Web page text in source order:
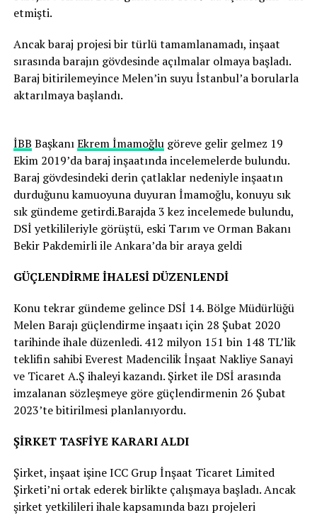
etmişti.
Ancak baraj projesi bir türlü tamamlanamadı, inşaat
sırasında barajın gövdesinde açılmalar olmaya başladı.
Baraj bitirilemeyince Melen’in suyu İstanbul’a borularla
aktarılmaya başlandı.
İBB BaşkanıEkrem İmamoğlugöreve gelir gelmez 19
Ekim 2019’da baraj inşaatında incelemelerde bulundu.
Baraj gövdesindeki derin çatlaklar nedeniyle inşaatın
durduğunu kamuoyuna duyuran İmamoğlu, konuyu sık
sık gündeme getirdi.Barajda 3 kez incelemede bulundu,
DSİ yetkilileriyle görüştü, eski Tarım ve Orman Bakanı
Bekir Pakdemirli ile Ankara’da bir araya geldi
GÜÇLENDİRME İHALESİ DÜZENLENDİ
Konu tekrar gündeme gelince DSİ 14. Bölge Müdürlüğü
Melen Barajı güçlendirme inşaatı için 28 Şubat 2020
tarihinde ihale düzenledi. 412 milyon 151 bin 148 TL’lik
teklifin sahibi Everest Madencilik İnşaat Nakliye Sanayi
ve Ticaret A.Ş ihaleyi kazandı. Şirket ile DSİ arasında
imzalanan sözleşmeye göre güçlendirmenin 26 Şubat
2023’te bitirilmesi planlanıyordu.
ŞİRKET TASFİYE KARARI ALDI
Şirket, inşaat işine ICC Grup İnşaat Ticaret Limited
Şirketi’ni ortak ederek birlikte çalışmaya başladı. Ancak
şirket yetkilileri ihale kapsamında bazı projeleri